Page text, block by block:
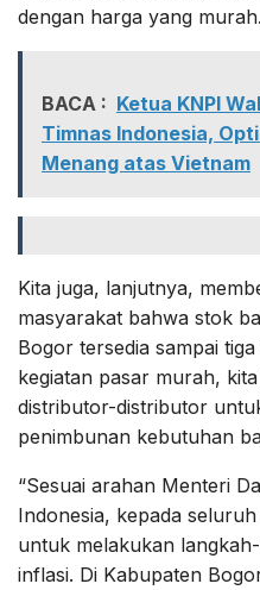
dengan harga yang murah.
BACA : Ketua KNPI
Timnas Indonesia,
Menang atas Vietnam
Kita juga, lanjutnya,
masyarakat bahwa stok
Bogor tersedia sampai
kegiatan pasar murah,
distributor-distributor
penimbunan kebutuhan
“Sesuai arahan Menteri
Indonesia, kepada
untuk melakukan
inflasi. Di Kabupaten